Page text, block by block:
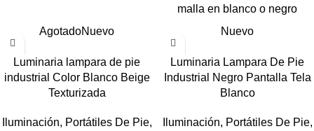
malla en blanco o negro
AgotadoNuevo
Luminaria lampara de pie
industrial Color Blanco Beige
Texturizada
Iluminación, Portátiles De Pie,
Nuevo
Luminaria Lampara De Pie
Industrial Negro Pantalla Tela
Blanco
Iluminación, Portátiles De Pie,